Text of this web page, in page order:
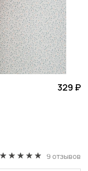
329 ₽
9 отзывов